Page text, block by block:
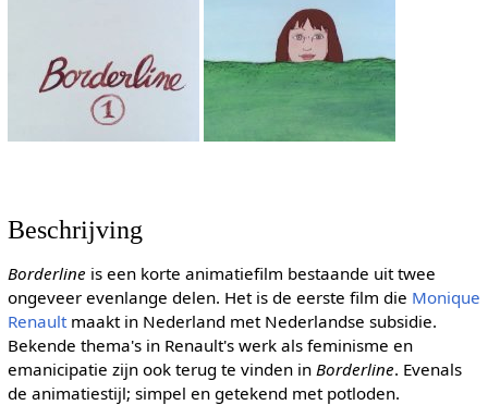
Beschrijving
Borderline is een korte animatiefilm bestaande uit twee
ongeveer evenlange delen. Het is de eerste film die Monique
Renaultmaakt in Nederland met Nederlandse subsidie.
Bekende thema's in Renault's werk als feminisme en
emanicipatie zijn ook terug te vinden in Borderline. Evenals
de animatiestijl; simpel en getekend met potloden.